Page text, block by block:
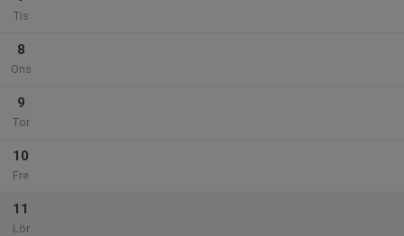
Tis
8
Ons
9
Tor
10
Fre
11
Lör